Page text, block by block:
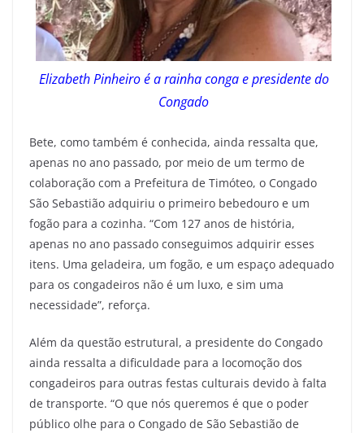
Elizabeth Pinheiro é a rainha conga e presidente do
Congado
Bete, como também é conhecida, ainda ressalta que,
apenas no ano passado, por meio de um termo de
colaboração com a Prefeitura de Timóteo, o Congado
São Sebastião adquiriu o primeiro bebedouro e um
fogão para a cozinha. “Com 127 anos de história,
apenas no ano passado conseguimos adquirir esses
itens. Uma geladeira, um fogão, e um espaço adequado
para os congadeiros não é um luxo, e sim uma
necessidade”, reforça.
Além da questão estrutural, a presidente do Congado
ainda ressalta a dificuldade para a locomoção dos
congadeiros para outras festas culturais devido à falta
de transporte. “O que nós queremos é que o poder
público olhe para o Congado de São Sebastião de